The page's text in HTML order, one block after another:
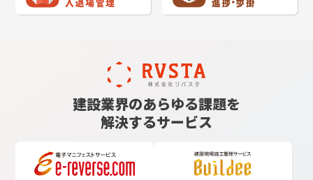
建設業界のあらゆる課題を
解決するサービス